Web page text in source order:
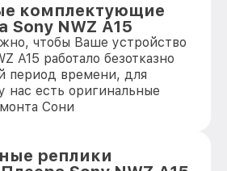
комплектующие
Sony NWZ A15
чтобы Ваше устройство
A15 работало безотказно
период времени, для
нас есть оригинальные
Сони
реплики